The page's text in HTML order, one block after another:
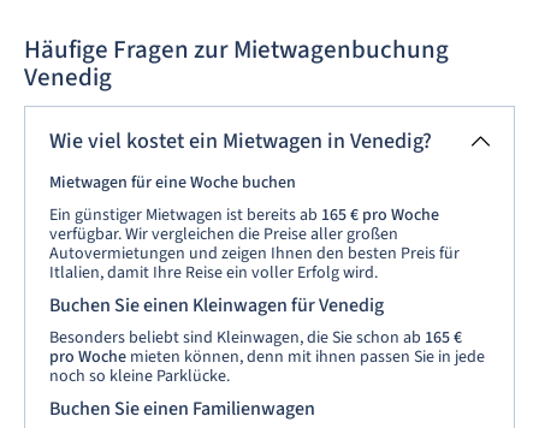
Häufige Fragen zur Mietwagenbuchung
Venedig
Wie viel kostet ein Mietwagen in Venedig?
Mietwagen für eine Woche buchen
Ein günstiger Mietwagen ist bereits ab 165 € pro Woche
verfügbar. Wir vergleichen die Preise aller großen
Autovermietungen und zeigen Ihnen den besten Preis für
Itlalien, damit Ihre Reise ein voller Erfolg wird.
Buchen Sie einen Kleinwagen für Venedig
Besonders beliebt sind Kleinwagen, die Sie schon ab 165 €
pro Woche mieten können, denn mit ihnen passen Sie in jede
noch so kleine Parklücke.
Buchen Sie einen Familienwagen